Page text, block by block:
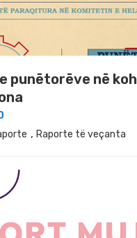
punëtorëve në
, Raporte të veçanta